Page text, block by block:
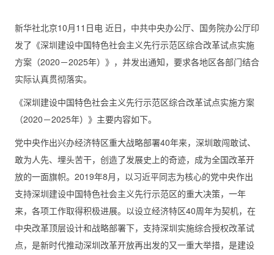
加入CMAD
新华社北京10月11日电 近日，中共中央办公厅、国务院办公厅印
发了《深圳建设中国特色社会主义先行示范区综合改革试点实施
方案（2020－2025年）》，并发出通知，要求各地区各部门结合
实际认真贯彻落实。
《深圳建设中国特色社会主义先行示范区综合改革试点实施方案
（2020－2025年）》主要内容如下。
党中央作出兴办经济特区重大战略部署40年来，深圳敢闯敢试、
敢为人先、埋头苦干，创造了发展史上的奇迹，成为全国改革开
放的一面旗帜。2019年8月，以习近平同志为核心的党中央作出
支持深圳建设中国特色社会主义先行示范区的重大决策，一年
来，各项工作取得积极进展。以设立经济特区40周年为契机，在
中央改革顶层设计和战略部署下，支持深圳实施综合授权改革试
点，是新时代推动深圳改革开放再出发的又一重大举措，是建设